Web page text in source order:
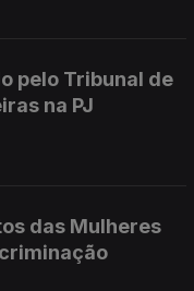
pelo Tribunal de
na PJ
das Mulheres